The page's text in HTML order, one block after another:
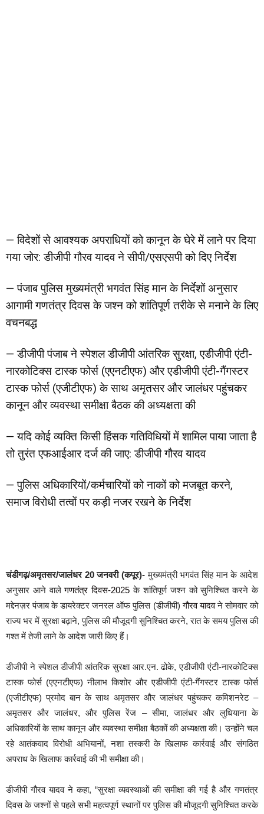
— विदेशों से आवश्यक अपराधियों को कानून के घेरे में लाने पर दिया
गया जोर: डीजीपी गौरव यादव ने सीपी/एसएसपी को दिए निर्देश
— पंजाब पुलिस मुख्यमंत्री भगवंत सिंह मान के निर्देशों अनुसार
आगामी गणतंत्र दिवस के जश्न को शांतिपूर्ण तरीके से मनाने के लिए
वचनबद्ध
— डीजीपी पंजाब ने स्पेशल डीजीपी आंतरिक सुरक्षा, एडीजीपी एंटी-
नारकोटिक्स टास्क फोर्स (एएनटीएफ) और एडीजीपी एंटी-गैंगस्टर
टास्क फोर्स (एजीटीएफ) के साथ अमृतसर और जालंधर पहुंचकर
कानून और व्यवस्था समीक्षा बैठक की अध्यक्षता की
— यदि कोई व्यक्ति किसी हिंसक गतिविधियों में शामिल पाया जाता है
तो तुरंत एफआईआर दर्ज की जाए: डीजीपी गौरव यादव
— पुलिस अधिकारियों/कर्मचारियों को नाकों को मजबूत करने,
समाज विरोधी तत्वों पर कड़ी नजर रखने के निर्देश
चंडीगढ़/अमृतसर/जालंधर 20 जनवरी (कपूर)- मुख्यमंत्री भगवंत सिंह मान के आदेश
अनुसार आने वालेगणतंत्र दिवस-2025 के शांतिपूर्ण जश्न को सुनिश्चित करने के
मद्देनज़र पंजाब के डायरेक्टर जनरल ऑफ पुलिस (डीजीपी)गौरव यादवने सोमवार को
राज्य भर में सुरक्षा बढ़ाने, पुलिस की मौजूदगी सुनिश्चित करने, रात के समय पुलिस की
गश्त में तेजी लाने के आदेश जारी किए हैं।
डीजीपी ने स्पेशल डीजीपी आंतरिक सुरक्षा आर.एन. ढोके, एडीजीपी एंटी-नारकोटिक्स
टास्क फोर्स (एएनटीएफ) नीलाभ किशोर और एडीजीपी एंटी-गैंगस्टर टास्क फोर्स
(एजीटीएफ) प्रमोद बान के साथ अमृतसर और जालंधर पहुंचकर कमिशनरेट –
अमृतसर और जालंधर, और पुलिस रेंज – सीमा, जालंधर और लुधियाना के
अधिकारियों के साथ कानून और व्यवस्था समीक्षा बैठकों की अध्यक्षता की। उन्होंने चल
रहे आतंकवाद विरोधी अभियानों, नशा तस्करी के खिलाफ कार्रवाई और संगठित
अपराध के खिलाफ कार्रवाई की भी समीक्षा की।
डीजीपी गौरव यादव ने कहा, “सुरक्षा व्यवस्थाओं की समीक्षा की गई है और गणतंत्र
दिवस के जश्नों से पहले सभी महत्वपूर्ण स्थानों पर पुलिस की मौजूदगी सुनिश्चित करके